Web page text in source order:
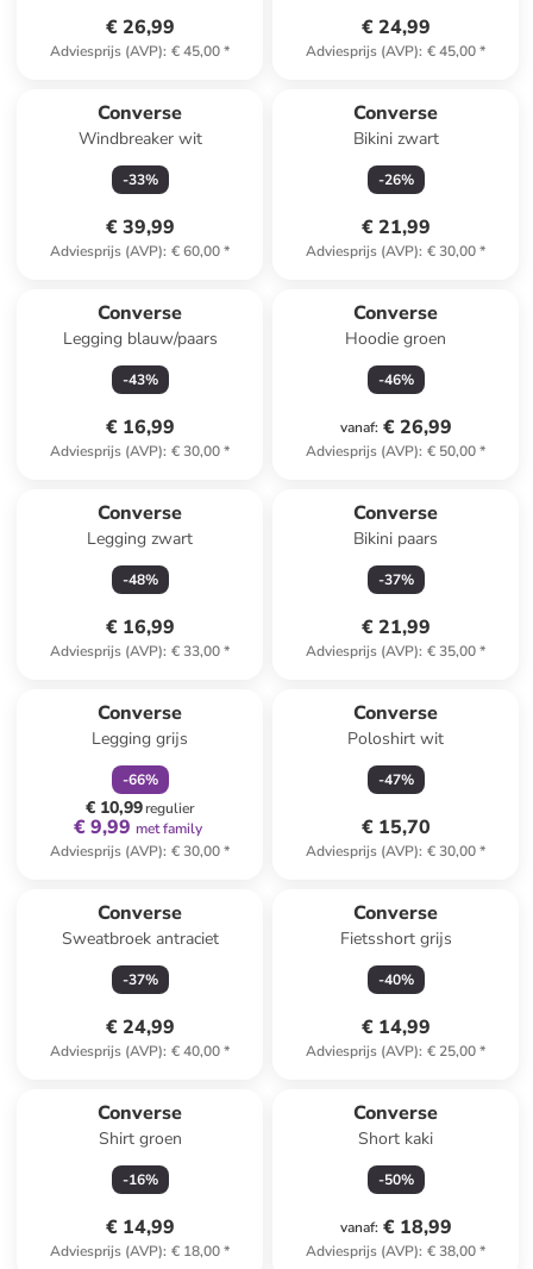
€ 26,99
Adviesprijs (AVP): € 45,00*
€ 24,99
Adviesprijs (AVP): € 45,00*
Converse
Windbreaker wit
-33%
€ 39,99
Adviesprijs (AVP): € 60,00*
Converse
Bikini zwart
-26%
€ 21,99
Adviesprijs (AVP): € 30,00*
Converse
Legging blauw/paars
-43%
€ 16,99
Adviesprijs (AVP): € 30,00*
Converse
Hoodie groen
-46%
vanaf: € 26,99
Adviesprijs (AVP): € 50,00*
Converse
Legging zwart
-48%
€ 16,99
Adviesprijs (AVP): € 33,00*
Converse
Bikini paars
-37%
€ 21,99
Adviesprijs (AVP): € 35,00*
Converse
Legging grijs
-66%
€ 10,99regulier
€ 9,99 met family
Adviesprijs (AVP): € 30,00*
Converse
Poloshirt wit
-47%
€ 15,70
Adviesprijs (AVP): € 30,00*
Converse
Sweatbroek antraciet
-37%
€ 24,99
Adviesprijs (AVP): € 40,00*
Converse
Fietsshort grijs
-40%
€ 14,99
Adviesprijs (AVP): € 25,00*
Converse
Shirt groen
-16%
€ 14,99
Adviesprijs (AVP): € 18,00*
Converse
Short kaki
-50%
vanaf: € 18,99
Adviesprijs (AVP): € 38,00*